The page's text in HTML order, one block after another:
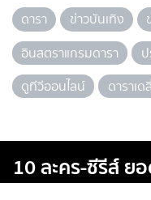
ดารา ข่าวบันเทิง
อินสตราแกรมดารา
ดูทีวีออนไลน์
ดาราเดลี่
10 ละคร-ซีรีส์ ย